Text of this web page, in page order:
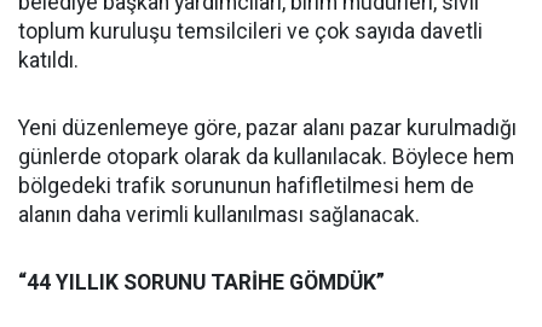
toplum kuruluşu temsilcileri ve çok sayıda davetli
katıldı.
Yeni düzenlemeye göre, pazar alanı pazar kurulmadığı
günlerde otopark olarak da kullanılacak. Böylece hem
bölgedeki trafik sorununun hafifletilmesi hem de
alanın daha verimli kullanılması sağlanacak.
“44 YILLIK SORUNU TARİHE GÖMDÜK”